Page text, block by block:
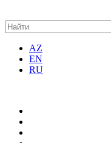
AZ
EN
RU